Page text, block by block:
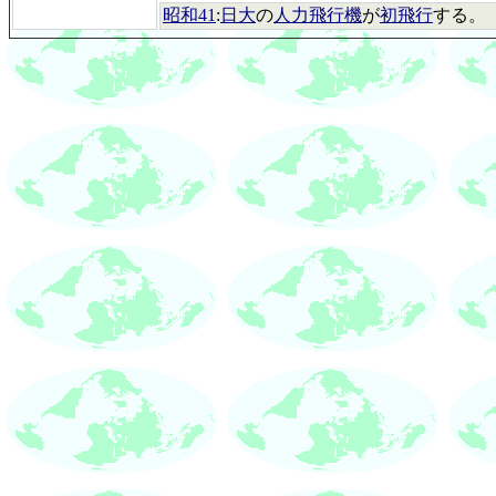
昭和41 : 日大の人力飛行機が初飛行する。